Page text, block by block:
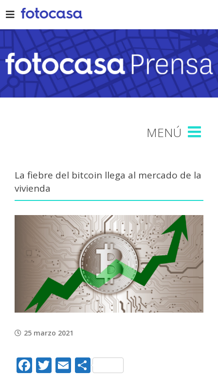
to
content
La fiebre del bitcoin llega al mercado de la
vivienda
25 marzo 2021
Facebook
Twitter
EmailCompartir